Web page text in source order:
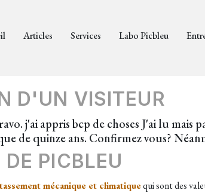
Articles Services Labo Picbleu
D'UN VISITEUR
j'ai appris bcp de choses J'ai lu mais
de quinze ans. Confirmez vous?
DE PICBLEU
tassement mécanique et climatiquequi sont des